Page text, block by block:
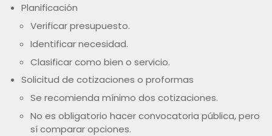
Planificación
Verificar presupuesto.
Identificar necesidad.
Clasificar como bien o servicio.
Solicitud de cotizaciones o proformas
Se recomienda mínimo dos cotizaciones.
No es obligatorio hacer convocatoria pública, pero
sí comparar opciones.